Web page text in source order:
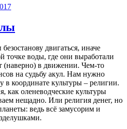
двигаться, иначе
точке воды, где они выработали
(наверно) в движении. Чем-то
на судьбу акул. Нам нужно
в координате культуры – религии.
как оленеводческие культуры
нещадно. Или религия денег, но
ведь всё замусорим и